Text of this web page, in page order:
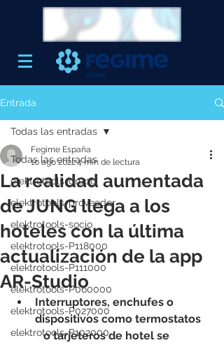
Entrada
Todas las entradas
elektrotools-grupo
elektrotools-proveedor
elektrotools-socio
elektrotools-P118000
elektrotools-P111000
elektrotools-P060000
elektrotools-P027000
elektrotools-P102000
Todas las entradas
La realidad aumentada
de JUNG llega a los
hoteles con la última
actualización de la app
AR-Studio
Fegime España
10 ago 20224 min de lectura
Interruptores, enchufes o
dispositivos como termostatos
   o tarjeteros de hotel se